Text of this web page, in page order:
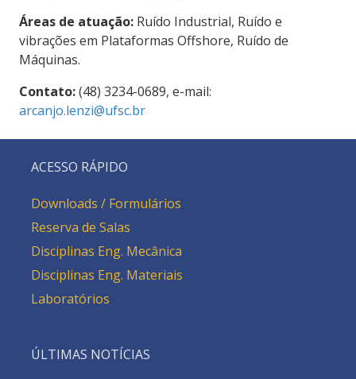
Áreas de atuação: Ruído Industrial, Ruído e
vibrações em Plataformas Offshore, Ruído de
Máquinas.
Contato:(48) 3234-0689, e-mail:
arcanjo.lenzi@ufsc.br
ACESSO RÁPIDO
Downloads / Formulários
Reserva de Salas
Disciplinas Eng. Mecânica
Disciplinas Eng. Materiais
Laboratórios
ÚLTIMAS NOTÍCIAS